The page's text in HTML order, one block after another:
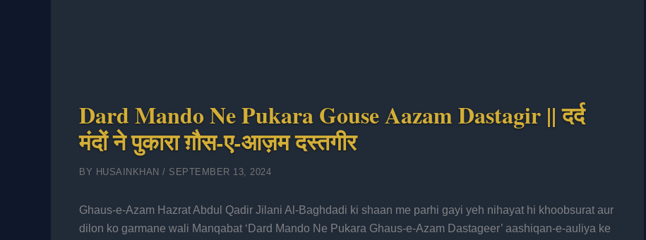
Dard Mando Ne Pukara Gouse Aazam Dastagir || दर्द
मंदों ने पुकारा ग़ौस-ए-आज़म दस्तगीर
BY HUSAINKHAN / SEPTEMBER 13, 2024
Ghaus-e-Azam Hazrat Abdul Qadir Jilani Al-Baghdadi ki shaan me parhi gayi yeh nihayat hi khoobsurat aur
dilon ko garmane wali Manqabat ‘Dard Mando Ne Pukara Ghaus-e-Azam Dastageer’ aashiqan-e-auliya ke